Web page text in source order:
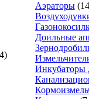
Аэраторы
Доильные
Инкубаторы